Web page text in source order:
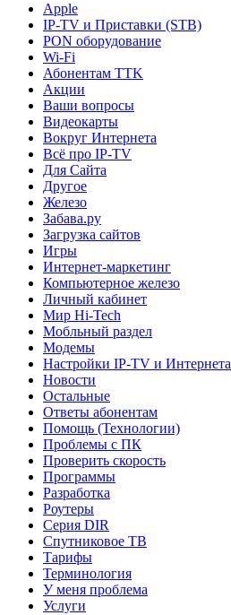
Apple
IP-TV и Приставки (STB)
PON оборудование
Wi-Fi
Абонентам TTK
Акции
Ваши вопросы
Видеокарты
Вокруг Интернета
Всё про IP-TV
Для Сайта
Другое
Железо
Забава.ру
Загрузка сайтов
Игры
Интернет-маркетинг
Компьютерное железо
Личный кабинет
Мир Hi-Tech
Мобльный раздел
Модемы
Настройки IP-TV и Интернета
Новости
Остальные
Ответы абонентам
Помощь (Технологии)
Проблемы с ПК
Проверить скорость
Программы
Разработка
Роутеры
Серия DIR
Спутниковое ТВ
Тарифы
Терминология
У меня проблема
Услуги